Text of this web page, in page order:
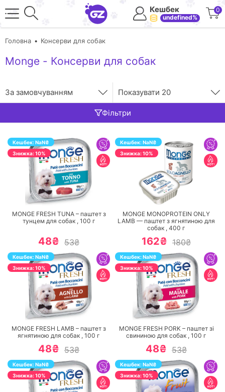
Кешбек
undefined%
0
Головна Консерви для собак
Monge - Консерви для собак
За замовчуванням Показувати 20
Фільтри
Кешбек:NaN₴
Знижка: 10%
ПЕРЕЙТИ
MONGE FRESH TUNA – паштет з
тунцем для собак , 100 г
48₴ 53₴
Кешбек:NaN₴
Знижка: 10%
ПЕРЕЙТИ
MONGE MONOPROTEIN ONLY
LAMB — паштет з ягнятиною для
собак , 400 г
162₴ 180₴
Кешбек:NaN₴
Знижка: 10%
ПЕРЕЙТИ
MONGE FRESH LAMB – паштет з
ягнятиною для собак , 100 г
48₴ 53₴
Кешбек:NaN₴
Знижка: 10%
ПЕРЕЙТИ
MONGE FRESH PORK – паштет зі
свининою для собак , 100 г
48₴ 53₴
Кешбек:NaN₴
Знижка: 10%
Кешбек:NaN₴
Знижка: 10%